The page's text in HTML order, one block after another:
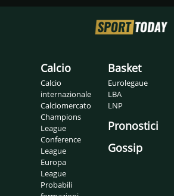
Calcio
Calcio
internazionale
Calciomercato
Champions
League
Conference
League
Europa
League
Probabili
Basket
Eurolegaue
LBA
LNP
Pronostici
Gossip